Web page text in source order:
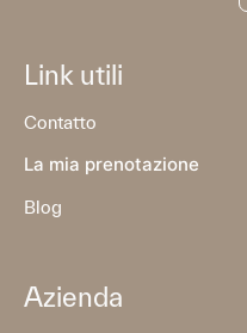
Link utili
Contatto
La mia prenotazione
Blog
Azienda